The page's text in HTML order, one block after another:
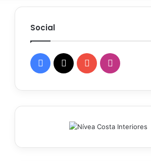
Social
Facebook
X YouTubeInstagram